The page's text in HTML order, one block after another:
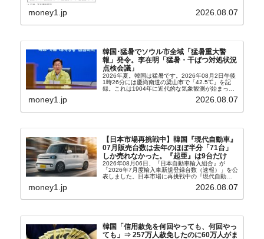
2.8％上昇（06月は3.2％）となり、上昇率は前...
money1.jp 2026.08.07
韓国･猛暑でソウル市全域「猛暑重大警
報」発令。李在明「猛暑・干ばつ対処状況
点検会議」
2026年夏。韓国は猛暑です。2026年08月2日午後
1時26分には慶尚南道の梁山市で「42.5℃」を記
録。これは1904年に近代的な気象観測が始まって
以来の韓国史上最高気温です。08月04日には、ソ
ウル市全域への「猛暑重大警報」が発令され...
money1.jp 2026.08.07
【日本市場再挑戦中】韓国『現代自動車』
07月販売台数は去年のほぼ半分「71台」
しか売れなかった。『起亜』は9台だけ
2026年08月06日、『日本自動車輸入組合』が
「2026年7月度輸入車新規登録台数（速報）」を公
表しました。日本市場に再挑戦中の『現代自動
台数はこの中に捉えられているはずです。先月から
money1.jp 2026.08.07
韓国「信用赦免を何回やっても、何回やっ
ても」⇒ 257万人赦免したのに60万人がま